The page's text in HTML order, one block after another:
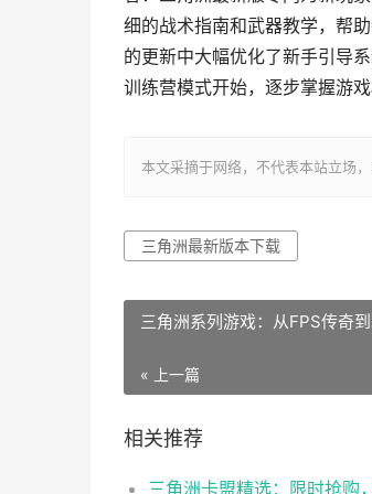
细的战术指南和武器教学，帮
的更新中大幅优化了新手引导
训练营模式开始，逐步掌握游
本文采摘于网络，不代表本站立
三角洲最新版本下载
三角洲系列游戏：从FPS传奇
« 上一篇
相关推荐
三角洲卡盟精选：限时抢购